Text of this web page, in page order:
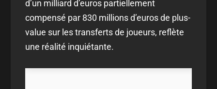
d’un milliard d’euros partiellement
compensé par 830 millions d’euros de plus-
value sur les transferts de joueurs, reflète
une réalité inquiétante.